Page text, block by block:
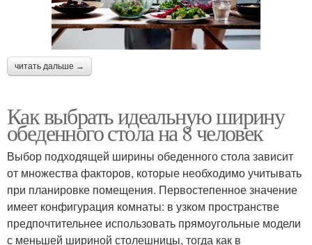
читать дальше →
Как выбрать идеальную ширину
обеденного стола на 8 человек
Выбор подходящей ширины обеденного стола зависит
от множества факторов, которые необходимо учитывать
при планировке помещения. Первостепенное значение
имеет конфигурация комнаты: в узком пространстве
предпочтительнее использовать прямоугольные модели
с меньшей шириной столешницы, тогда как в